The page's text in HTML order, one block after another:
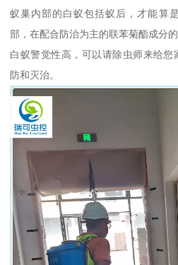
蚁巢内部的白蚁包括蚁后，才能算
部，在配合防治为主的联苯菊酯成分
白蚁警觉性高，可以请除虫师来给
防和灭治。